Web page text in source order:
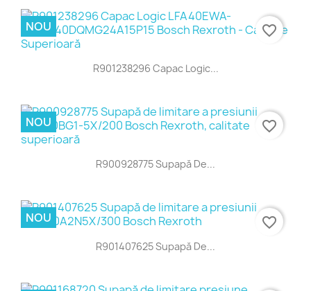
R901238296 Capac Logic...
NOU favorite_border
R900928775 Supapă De...
NOU favorite_border
R901407625 Supapă De...
NOU favorite_border